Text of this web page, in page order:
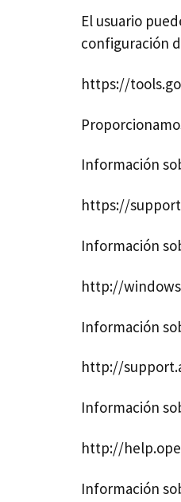
El usuario
configuración
https://
Información
https://
Información
http://
Información
http://
Información
http://
Información